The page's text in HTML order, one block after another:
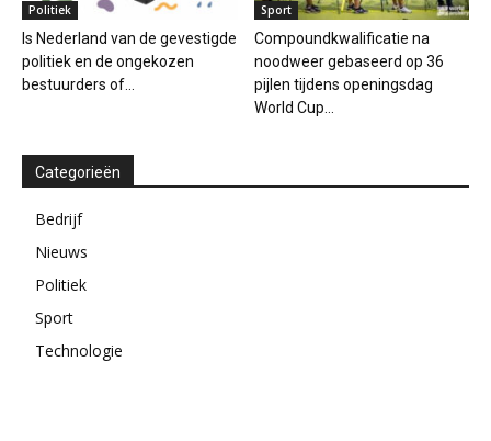
Politiek
Is Nederland van de gevestigde
politiek en de ongekozen
bestuurders of...
Sport
Compoundkwalificatie na
noodweer gebaseerd op 36
pijlen tijdens openingsdag
World Cup...
Categorieën
Bedrijf
Nieuws
Politiek
Sport
Technologie